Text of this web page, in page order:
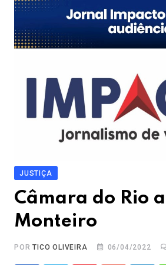
JUSTIÇA
Câmara do Rio
Monteiro
PORTICO OLIVEIRA 06/04/2022